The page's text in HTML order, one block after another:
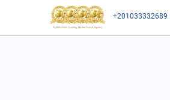
+201033332689